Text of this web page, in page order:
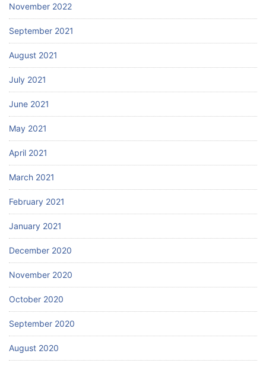
November 2022
September 2021
August 2021
July 2021
June 2021
May 2021
April 2021
March 2021
February 2021
January 2021
December 2020
November 2020
October 2020
September 2020
August 2020